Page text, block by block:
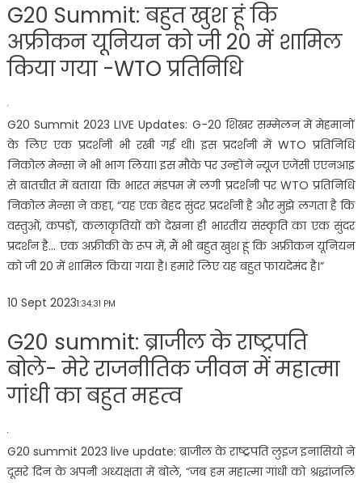
G20 Summit: बहुत खुश हूं कि
अफ्रीकन यूनियन को जी 20 में शामिल
किया गया -WTO प्रतिनिधि
G20 Summit 2023 LIVE Updates: G-20 शिखर सम्मेलन में मेहमानों
के लिए एक प्रदर्शनी भी रखी गई थी। इस प्रदर्शनी में WTO प्रतिनिधि
निकोल मेन्सा ने भी भाग लिया। इस मौके पर उन्होंने न्यूज एजेंसी एएनआइ
से बातचीत में बताया कि भारत मंडपम में लगी प्रदर्शनी पर WTO प्रतिनिधि
निकोल मेन्सा ने कहा, “यह एक बेहद सुंदर प्रदर्शनी है और मुझे लगता है कि
वस्तुओं, कपड़ों, कलाकृतियों को देखना ही भारतीय संस्कृति का एक सुंदर
प्रदर्शन है… एक अफ्रीकी के रूप में, मैं भी बहुत खुश हूं कि अफ्रीकन यूनियन
को जी 20 में शामिल किया गया है। हमारे लिए यह बहुत फायदेमंद है।”
10 Sept 20231:34:31 PM
G20 summit: ब्राजील के राष्ट्रपति
बोले- मेरे राजनीतिक जीवन में महात्मा
गांधी का बहुत महत्व
G20 summit 2023 live update: ब्राजील के राष्ट्रपति लुइज इनासियो ने
दूसरे दिन के अपनी अध्यक्षता में बोले, “जब हम महात्मा गांधी को श्रद्धांजलि